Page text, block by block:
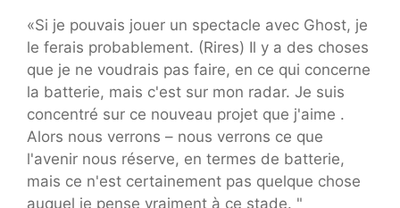
«Si je pouvais jouer un spectacle avec Ghost, je
le ferais probablement. (Rires) Il y a des choses
que je ne voudrais pas faire, en ce qui concerne
la batterie, mais c'est sur mon radar. Je suis
concentré sur ce nouveau projet que j'aime .
Alors nous verrons – nous verrons ce que
l'avenir nous réserve, en termes de batterie,
mais ce n'est certainement pas quelque chose
auquel je pense vraiment à ce stade. "